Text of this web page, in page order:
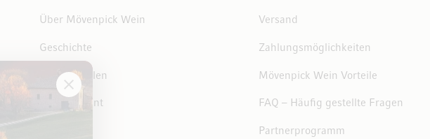
Über Mövenpick Wein
Geschichte
Offene Stellen
Management
Versand
Zahlungsmöglichkeiten
Mövenpick Wein Vorteile
FAQ – Häufig gestellte Fragen
Partnerprogramm